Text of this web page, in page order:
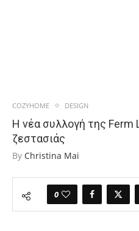
COZYHOME DESIGN
Η νέα συλλογή της Ferm
ζεστασιάς
By Christina Mai
0